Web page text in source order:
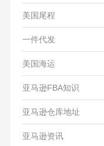
美国尾程
一件代发
美国海运
亚马逊FBA知识
亚马逊仓库地址
亚马逊资讯